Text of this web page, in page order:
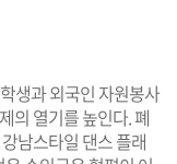
생과 외국인 자원봉사
의 열기를 높인다. 폐
남스타일 댄스 플래